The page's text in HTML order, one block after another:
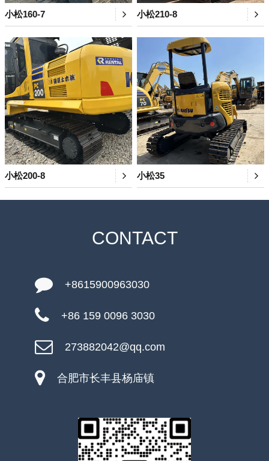
小松160-7 小松210-8
小松200-8 小松35
CONTACT
+8615900963030
+86 159 0096 3030
273882042@qq.com
合肥市长丰县杨庙镇